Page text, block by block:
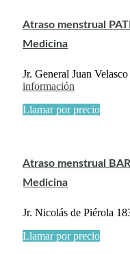
Atraso menstrual
Medicina
Jr. General Juan
información
Llamar por precio
Atraso menstrual
Medicina
Jr. Nicolás de Piérola
Llamar por precio